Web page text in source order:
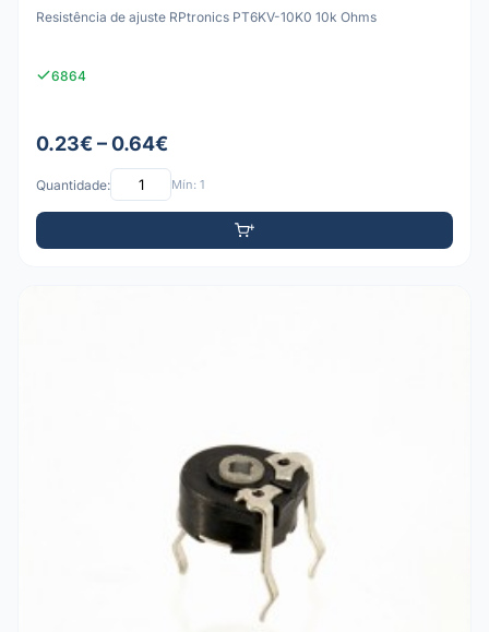
Resistência de ajuste RPtronics PT6KV-10K0 10k Ohms
6864
0.23€ – 0.64€
Quantidade: Mín: 1